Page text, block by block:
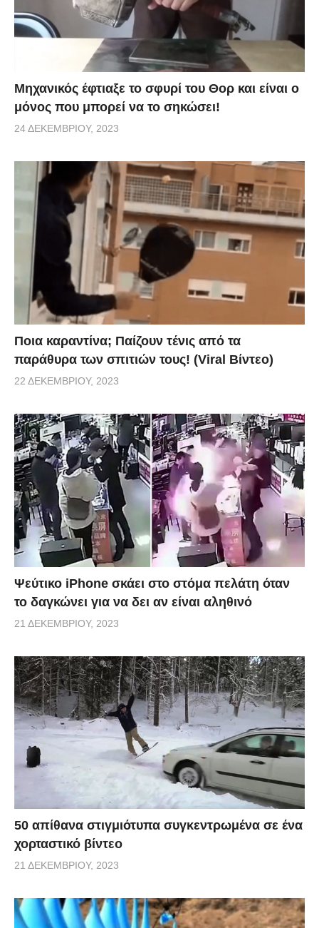
Μηχανικός έφτιαξε το σφυρί του Θορ και είναι ο
μόνος που μπορεί να το σηκώσει!
24 ΔΕΚΕΜΒΡΊΟΥ, 2023
Ποια καραντίνα; Παίζουν τένις από τα
παράθυρα των σπιτιών τους! (Viral Βίντεο)
22 ΔΕΚΕΜΒΡΊΟΥ, 2023
Ψεύτικο iPhone σκάει στο στόμα πελάτη όταν
το δαγκώνει για να δει αν είναι αληθινό
21 ΔΕΚΕΜΒΡΊΟΥ, 2023
50 απίθανα στιγμιότυπα συγκεντρωμένα σε ένα
χορταστικό βίντεο
21 ΔΕΚΕΜΒΡΊΟΥ, 2023